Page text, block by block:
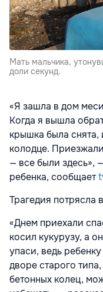
Мать мальчика,
доли секунд.
«Я зашла в дом
Когда я вышла
крышка была
колодце.
— все были здесь»,
ребенка, сообщает
Трагедия потрясла
«Днем приехали
косил кукурузу, а
упаси, ведь
дворе старого
бетонных колец,